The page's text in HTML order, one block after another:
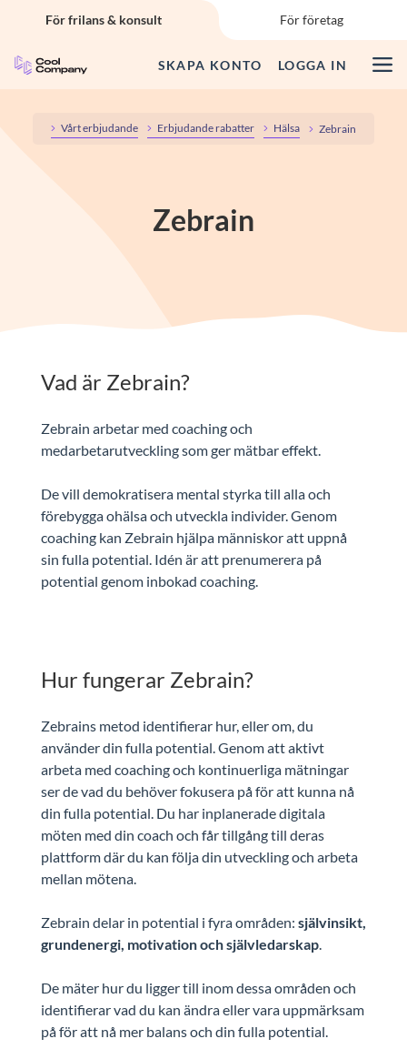
För frilans & konsult För företag
SKAPA KONTO LOGGA IN
Start – för frilans & konsult
Vårt erbjudande
Så fungerar det
Vårt erbjudande Erbjudande rabatter Hälsa Zebrain
Zebrain
Vad är Zebrain?
Zebrain arbetar med coaching och
medarbetarutveckling som ger mätbar effekt.
De vill demokratisera mental styrka till alla och
förebygga ohälsa och utveckla individer. Genom
coaching kan Zebrain hjälpa människor att uppnå
sin fulla potential. Idén är att prenumerera på
potential genom inbokad coaching.
Hur fungerar Zebrain?
Zebrains metod identifierar hur, eller om, du
använder din fulla potential. Genom att aktivt
arbeta med coaching och kontinuerliga mätningar
ser de vad du behöver fokusera på för att kunna nå
din fulla potential. Du har inplanerade digitala
möten med din coach och får tillgång till deras
plattform där du kan följa din utveckling och arbeta
mellan mötena.
Zebrain delar in potential i fyra områden: självinsikt,
grundenergi, motivation och självledarskap.
De mäter hur du ligger till inom dessa områden och
identifierar vad du kan ändra eller vara uppmärksam
på för att nå mer balans och din fulla potential.